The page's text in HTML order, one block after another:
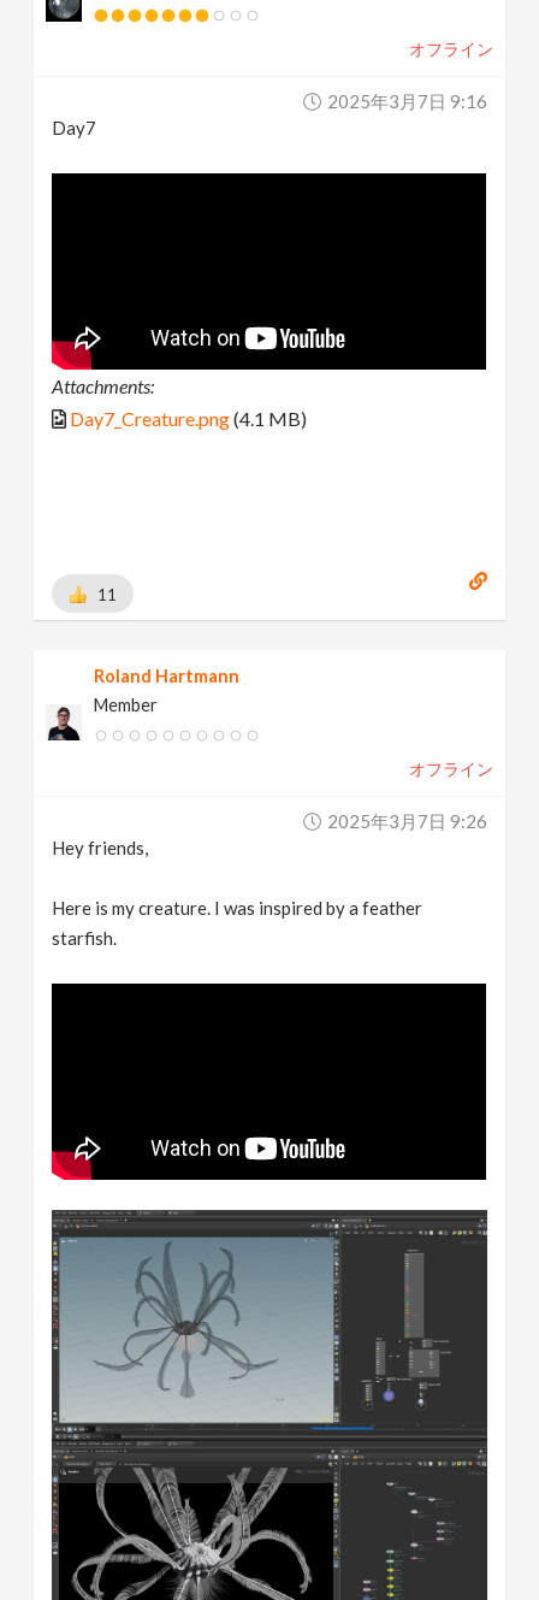
オフライン
2025年3月7日 9:16
Day7
Attachments:
Day7_Creature.png(4.1 MB)
11
Roland Hartmann
Member
オフライン
2025年3月7日 9:26
Hey friends,
Here is my creature. I was inspired by a feather
starfish.